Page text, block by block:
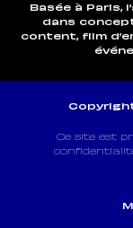
Basée à Paris,
dans
content, film
Ce site est